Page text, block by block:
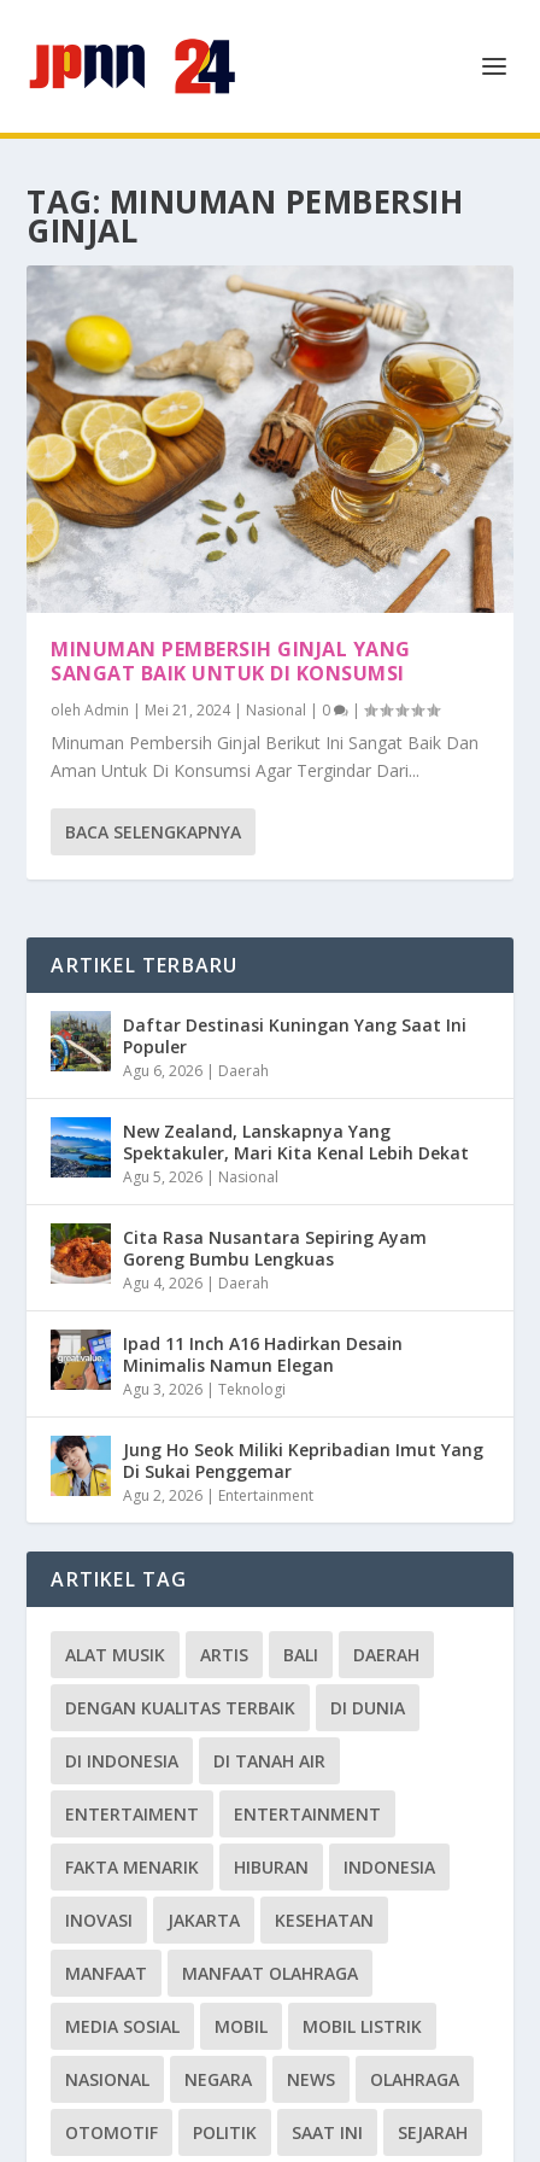
TAG: MINUMAN PEMBERSIH
GINJAL
MINUMAN PEMBERSIH GINJAL YANG
SANGAT BAIK UNTUK DI KONSUMSI
olehAdmin | Mei 21, 2024| Nasional | 0 |
Minuman Pembersih Ginjal Berikut Ini Sangat Baik Dan
Aman Untuk Di Konsumsi Agar Tergindar Dari...
BACA SELENGKAPNYA
ARTIKEL TERBARU
Daftar Destinasi Kuningan Yang Saat Ini
Populer
Agu 6, 2026 | Daerah
New Zealand, Lanskapnya Yang
Spektakuler, Mari Kita Kenal Lebih Dekat
Agu 5, 2026 | Nasional
Cita Rasa Nusantara Sepiring Ayam
Goreng Bumbu Lengkuas
Agu 4, 2026 | Daerah
Ipad 11 Inch A16 Hadirkan Desain
Minimalis Namun Elegan
Agu 3, 2026 |Teknologi
Jung Ho Seok Miliki Kepribadian Imut Yang
Di Sukai Penggemar
Agu 2, 2026 | Entertainment
ARTIKEL TAG
ALAT MUSIK ARTIS BALI DAERAH
DENGAN KUALITAS TERBAIK DI DUNIA
DI INDONESIA DI TANAH AIR
ENTERTAIMENT ENTERTAINMENT
FAKTA MENARIK HIBURAN INDONESIA
INOVASI JAKARTA KESEHATAN
MANFAAT MANFAAT OLAHRAGA
MEDIA SOSIAL MOBIL MOBIL LISTRIK
NASIONAL NEGARA NEWS OLAHRAGA
OTOMOTIF POLITIK SAAT INI SEJARAH